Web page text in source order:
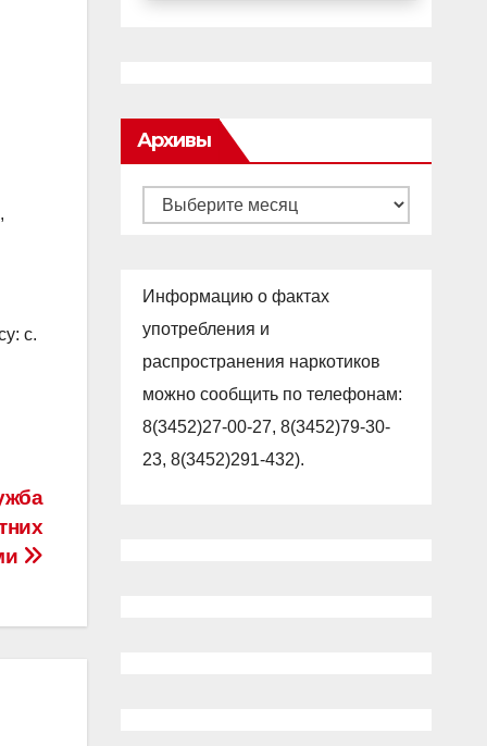
с.
Архивы
Архивы
Информацию о фактах
употребления и
распространения наркотиков
можно сообщить по телефонам:
8(3452)27-00-27, 8(3452)79-30-
23, 8(3452)291-432).